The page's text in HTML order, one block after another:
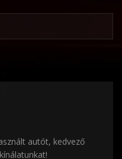
autót, kedvező